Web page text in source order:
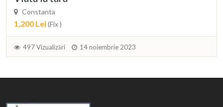
Constanta
1,200 Lei(Fix )
497 Vizualizări 14 noiembrie 2023